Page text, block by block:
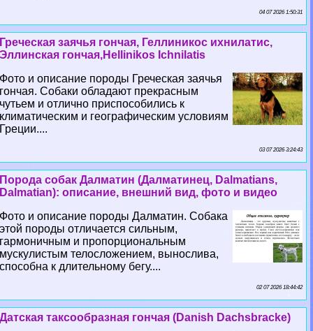
04 07 2026 1:50:31
Греческая заячья гончая, Геллиникос ихнилатис,
Эллинская гончая,Hellinikos Ichnilatis
Фото и описание породы Греческая заячья
гончая. Собаки обладают прекрасным
чутьем и отлично приспособились к
климатическим и географическим условиям
Греции....
03 07 2026 3:24:43
Порода собак Далматин (Далматинец, Dalmatians,
Dalmatian): описание, внешний вид, фото и видео
Фото и описание породы Далматин. Собака
этой породы отличается сильным,
гармоничным и пропорциональным
мускулистым телосложением, вынослива,
способна к длительному бегу....
02 07 2026 18:44:42
Датская таксообразная гончая (Danish Dachsbracke)